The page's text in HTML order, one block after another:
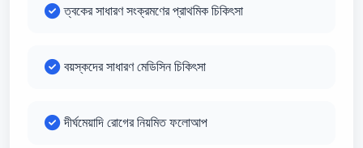
ত্বকের সাধারণ সংক্রমণের প্রাথমিক চিকিৎসা
বয়স্কদের সাধারণ মেডিসিন চিকিৎসা
দীর্ঘমেয়াদি রোগের নিয়মিত ফলোআপ